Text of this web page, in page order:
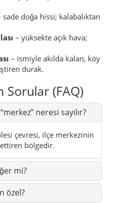
hafıza noktası.
doğa hissi; kalabalıktan
– yüksekte açık hava;
– ismiyle akılda kalan, köy
durak.
Sorular (FAQ)
neresi sayılır?
çevresi, ilçe merkezinin
bölgedir.